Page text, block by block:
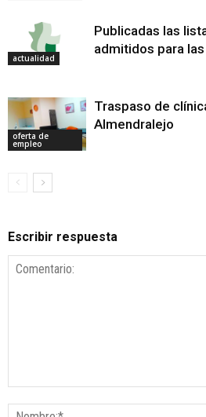
actualidad
Publicadas las
admitidos para
oferta de
empleo
Traspaso de
Almendralejo
Escribir respuesta